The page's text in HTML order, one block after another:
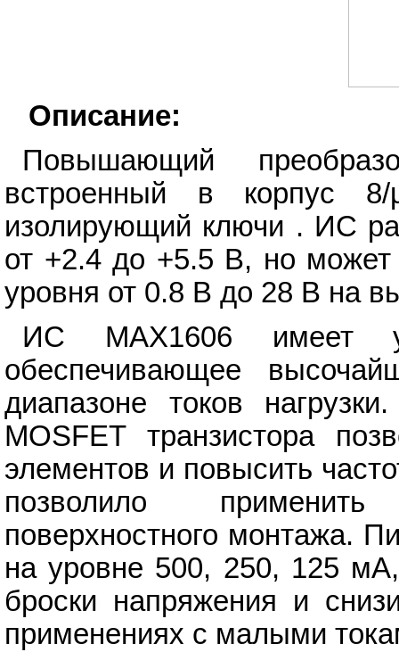
Описание:
Повышающий
встроенный в корпус
изолирующий ключи . ИС
от +2.4 до +5.5 В, но
уровня от 0.8 В до 28 В на
ИС MAX1606 имеет
обеспечивающее
диапазоне токов
MOSFET транзистора
элементов и повысить
позволило
поверхностного монтажа.
на уровне 500, 250, 125
броски напряжения и
применениях с малыми